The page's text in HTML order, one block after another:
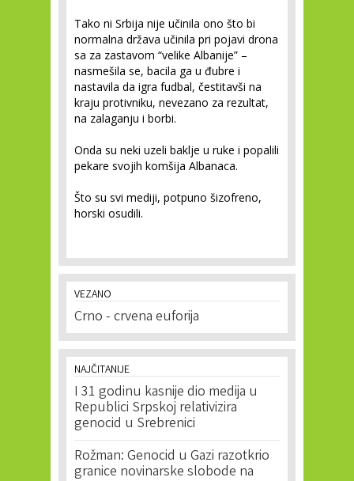
Tako ni Srbija nije učinila ono što bi
normalna država učinila pri pojavi drona
sa za zastavom “velike Albanije” –
nasmešila se, bacila ga u đubre i
nastavila da igra fudbal, čestitavši na
kraju protivniku, nevezano za rezultat,
na zalaganju i borbi.
Onda su neki uzeli baklje u ruke i popalili
pekare svojih komšija Albanaca.
Što su svi mediji, potpuno šizofreno,
horski osudili.
VEZANO
Crno - crvena euforija
NAJČITANIJE
I 31 godinu kasnije dio medija u
Republici Srpskoj relativizira
genocid u Srebrenici
Rožman: Genocid u Gazi razotkrio
granice novinarske slobode na